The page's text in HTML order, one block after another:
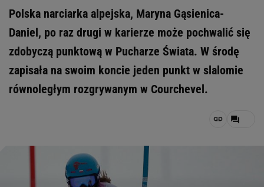
Polska narciarka alpejska, Maryna Gąsienica-
Daniel, po raz drugi w karierze może pochwalić się
zdobyczą punktową w Pucharze Świata. W środę
zapisała na swoim koncie jeden punkt w slalomie
równoległym rozgrywanym w Courchevel.